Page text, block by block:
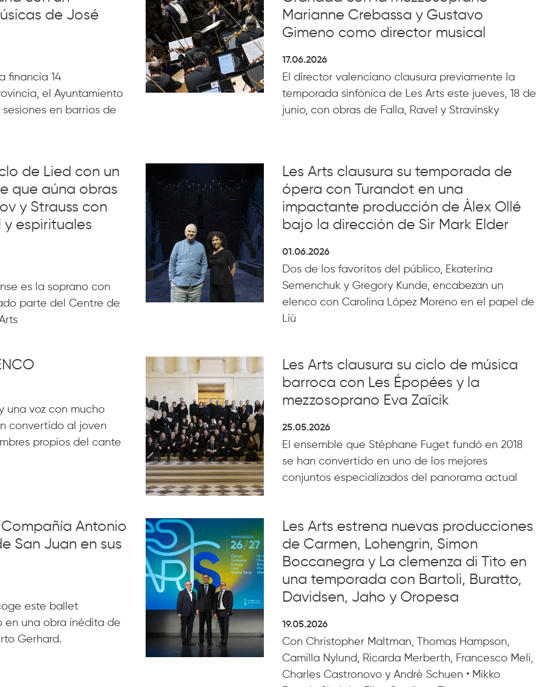
de José
financia 14
el Ayuntamiento
en barrios de
Marianne Crebassa y Gustavo
Gimeno como director musical
17.06.2026
El director valenciano clausura previamente la
temporada sinfónica de Les Arts este jueves, 18 de
junio, con obras de Falla, Ravel y Stravinsky
de Lied con un
que aúna obras
y Strauss con
espirituales
es la soprano con
parte del Centre de
Les Arts clausura su temporada de
ópera con Turandot en una
impactante producción de Àlex Ollé
bajo la dirección de Sir Mark Elder
01.06.2026
Dos de los favoritos del público, Ekaterina
Semenchuk y Gregory Kunde, encabezan un
elenco con Carolina López Moreno en el papel de
Liù
una voz con mucho
convertido al joven
propios del cante
Les Arts clausura su ciclo de música
barroca con Les Épopées y la
mezzosoprano Eva Zaïcik
25.05.2026
El ensemble que Stéphane Fuget fundó en 2018
se han convertido en uno de los mejores
conjuntos especializados del panorama actual
Antonio
San Juan en sus
este ballet
en una obra inédita de
Gerhard.
Les Arts estrena nuevas producciones
de Carmen, Lohengrin, Simon
Boccanegra y La clemenza di Tito en
una temporada con Bartoli, Buratto,
Davidsen, Jaho y Oropesa
19.05.2026
Con Christopher Maltman, Thomas Hampson,
Camilla Nylund, Ricarda Merberth, Francesco Meli,
Charles Castronovo y Andrè Schuen • Mikko